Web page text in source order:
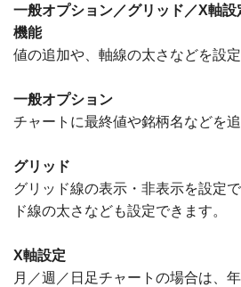
一般オプション／グリッド／X軸
機能
値の追加や、軸線の太さなどを設定
一般オプション
チャートに最終値や銘柄名などを追
グリッド
グリッド線の表示・非表示を設定
ド線の太さなども設定できます。
X軸設定
月／週／日足チャートの場合は、